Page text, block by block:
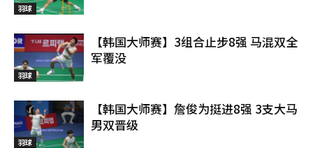
羽球
羽球
【韩国大师赛】3组合止步8强 马混双全
军覆没
羽球
【韩国大师赛】詹俊为挺进8强 3支大马
男双晋级